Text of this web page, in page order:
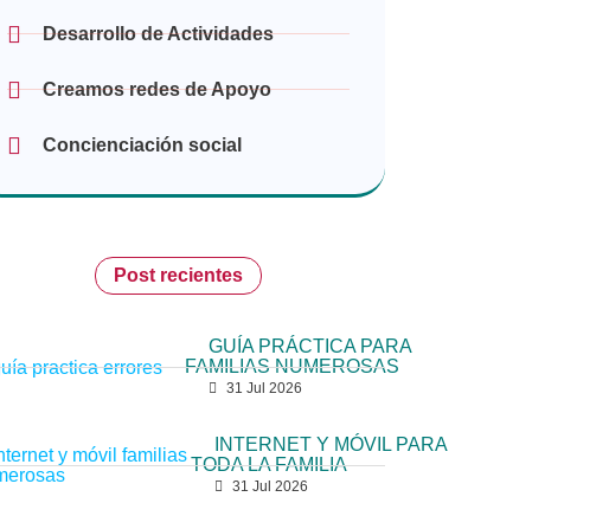
Desarrollo de Actividades
Creamos redes de Apoyo
Concienciación social
Post recientes
GUÍA PRÁCTICA PARA
FAMILIAS NUMEROSAS
31 Jul 2026
INTERNET Y MÓVIL PARA
TODA LA FAMILIA
31 Jul 2026